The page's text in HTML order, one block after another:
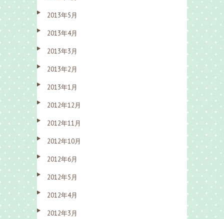
2013年5月
2013年4月
2013年3月
2013年2月
2013年1月
2012年12月
2012年11月
2012年10月
2012年6月
2012年5月
2012年4月
2012年3月